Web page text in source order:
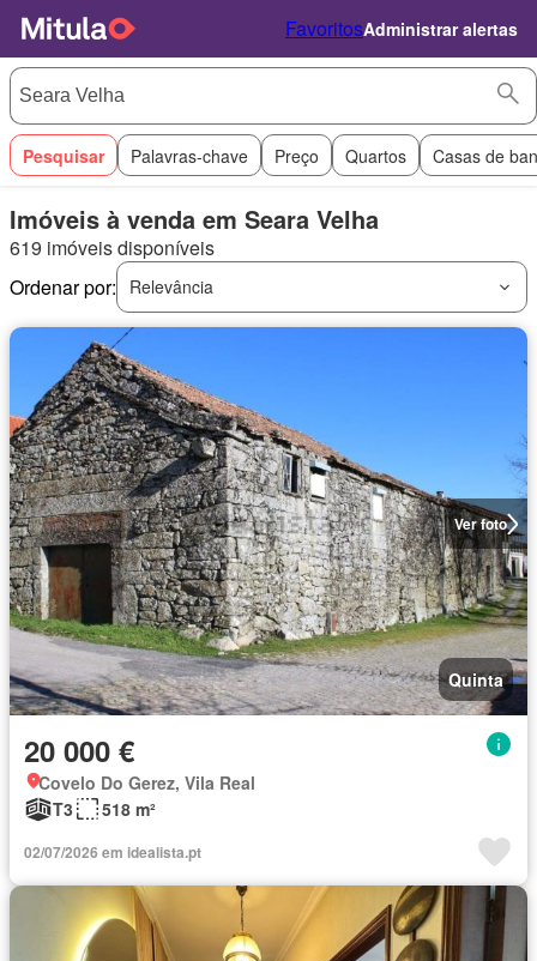
FavoritosAdministrar alertas
Pesquisar Palavras-chave Preço Quartos Casas de
Imóveis à venda em Seara Velha
619 imóveis disponíveis
Ordenar por:
Relevância
Ver foto
Quinta
20 000 €
Covelo Do Gerez, Vila Real
T3
518 m²
02/07/2026 em idealista.pt